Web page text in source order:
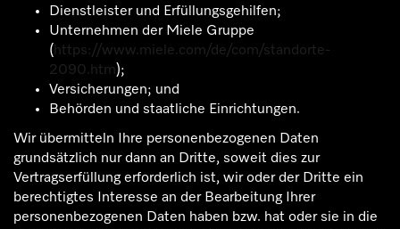
Dienstleister und Erfüllungsgehilfen;
Unternehmen der Miele Gruppe
( https://www.miele.com/de/com/standorte-
2090.htm);
Versicherungen; und
Behörden und staatliche Einrichtungen.
Wir übermitteln Ihre personenbezogenen Daten
grundsätzlich nur dann an Dritte, soweit dies zur
Vertragserfüllung erforderlich ist, wir oder der Dritte ein
berechtigtes Interesse an der Bearbeitung Ihrer
personenbezogenen Daten haben bzw. hat oder sie in die